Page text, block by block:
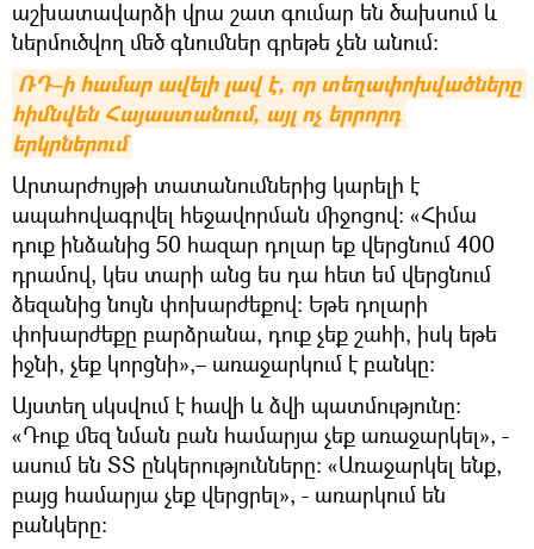
աշխատավարձի վրա շատ գումար են ծախսում և
ներմուծվող մեծ գնումներ գրեթե չեն անում:
ՌԴ–ի համար ավելի լավ է, որ տեղափոխվածները
հիմնվեն Հայաստանում, այլ ոչ երրորդ
երկրներում
Արտարժույթի տատանումներից կարելի է
ապահովագրվել հեջավորման միջոցով: «Հիմա
դուք ինձանից 50 հազար դոլար եք վերցնում 400
դրամով, կես տարի անց ես դա հետ եմ վերցնում
ձեզանից նույն փոխարժեքով: Եթե դոլարի
փոխարժեքը բարձրանա, դուք չեք շահի, իսկ եթե
իջնի, չեք կորցնի»,– առաջարկում է բանկը։
Այստեղ սկսվում է հավի և ձվի պատմությունը։
«Դուք մեզ նման բան համարյա չեք առաջարկել», -
ասում են ՏՏ ընկերությունները: «Առաջարկել ենք,
բայց համարյա չեք վերցրել», - առարկում են
բանկերը: